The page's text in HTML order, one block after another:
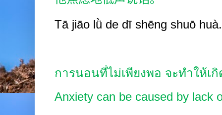
Tā jiāo lǜ de dī shēng shuō huà.
การนอนที่ไม่เพียงพอ จะทำให้เ
Anxiety can be caused by lack